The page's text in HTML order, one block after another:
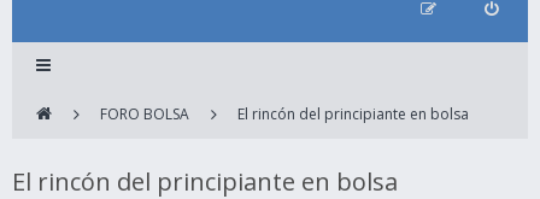
FORO BOLSA El rincón del principiante en bolsa
El rincón del principiante en bolsa